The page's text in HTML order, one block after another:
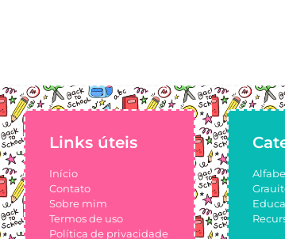
Links úteis
Início
Contato
Sobre mim
Termos de uso
Política de privacidade